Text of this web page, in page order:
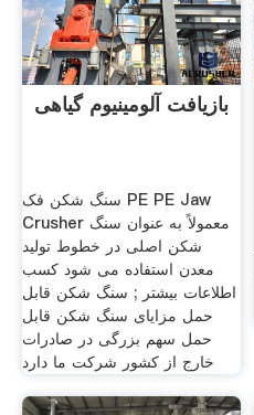
بازیافت آلومینیوم گیاهی
سنگ شکن فک PE PE Jaw
Crusher معمولاً به عنوان سنگ
شکن اصلی در خطوط تولید
معدن استفاده می شود کسب
اطلاعات بیشتر ; سنگ شکن قابل
حمل مزایای سنگ شکن قابل
حمل سهم بزرگی در صادرات
خارج از کشور شرکت ما دارد